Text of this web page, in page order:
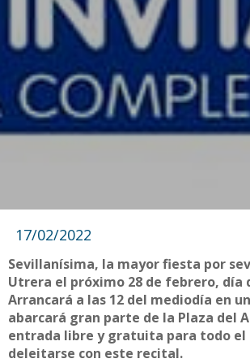
17/02/2022
Sevillanísima, la mayor fiesta por
Utrera el próximo 28 de febrero, día
Arrancará a las 12 del mediodía en
abarcará gran parte de la Plaza del
entrada libre y gratuita para todo el
deleitarse con este recital.